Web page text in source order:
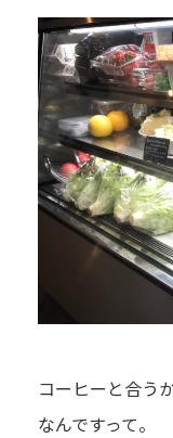
コーヒーと合う
なんですって。